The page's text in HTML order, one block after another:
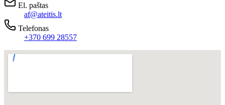
El. paštas
af@ateitis.lt
Telefonas
+370 699 28557